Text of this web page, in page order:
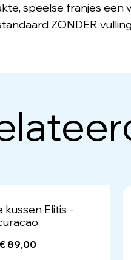
speelse franjes een
ZONDER
Elitis -
€ 89,00